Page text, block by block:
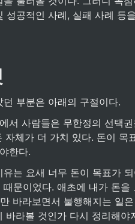
성공적인 사례, 실패 사례 등
부분은 아래의 구절이다.
서 사람들은 무한정의 선택권
자체가 더 가치 있다. 돈이 목
한다.
문이었다. 애초에 내가 돈
바라보면서 불행해지는 일
바라볼 것인가 다시 정리해야